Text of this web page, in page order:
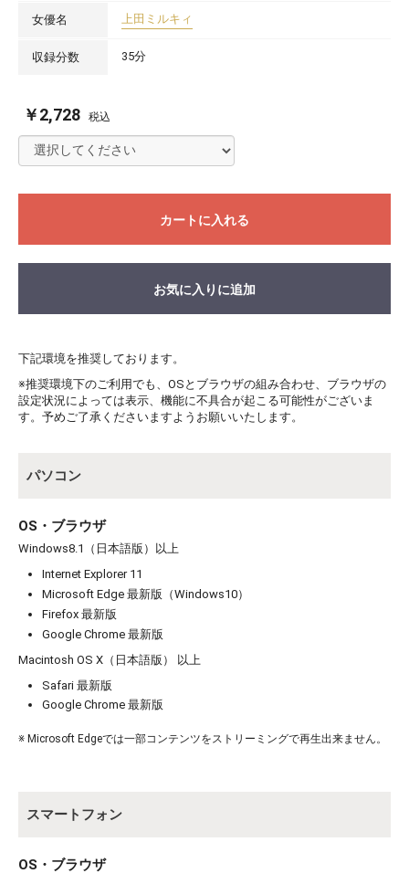
女優名 上田ミルキィ
収録分数 35分
￥2,728 税込
カートに入れる
お買い物を続ける
お気に入りに追加
下記環境を推奨しております。
※推奨環境下のご利用でも、OSとブラウザの組み合わせ、ブラウザの
設定状況によっては表示、機能に不具合が起こる可能性がございま
す。予めご了承くださいますようお願いいたします。
パソコン
OS・ブラウザ
Windows8.1（日本語版）以上
Internet Explorer 11
Microsoft Edge 最新版（Windows10）
Firefox 最新版
Google Chrome 最新版
Macintosh OS X（日本語版） 以上
Safari 最新版
Google Chrome 最新版
※ Microsoft Edgeでは一部コンテンツをストリーミングで再生出来ません。
スマートフォン
OS・ブラウザ